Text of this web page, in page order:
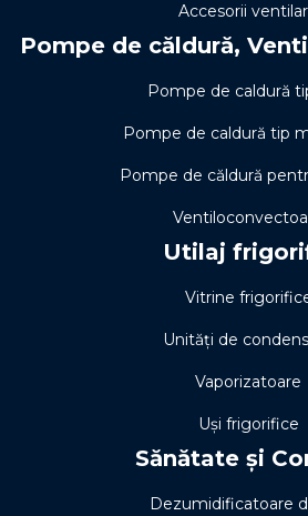
Accesorii
Pompe de căldură,
Pompe de caldură
Pompe de caldură tip
Pompe de căldură
Utilaj
Vitrine
Unități de
Vaporizatoare
Uși frigorifice
Sănătate și
Dezumidificatoare